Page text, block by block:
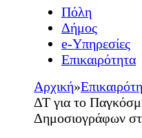
Πόλη
Δήμος
e-Υπηρεσίες
Επικαιρότητα
Αρχική»
ΔΤ για το
Δημοσιογράφων